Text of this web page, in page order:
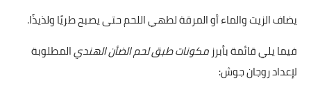
يضاف الزيت والماء أو المرقة لطهي اللحم حتى يصبح طريًا ولذيذًا.
فيما يلي قائمة بأبرزمكونات طبق لحم الضأن الهنديالمطلوبة
لإعداد روجان جوش: